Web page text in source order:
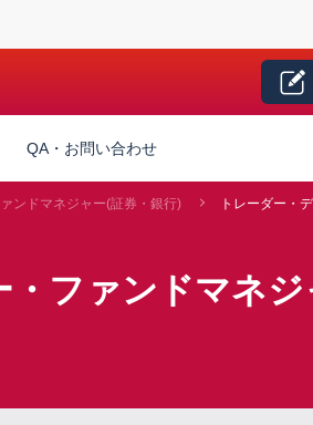
QA・お問い合わせ
ンドマネジャー(証券・銀行) トレーダー・
・ファンドマネ